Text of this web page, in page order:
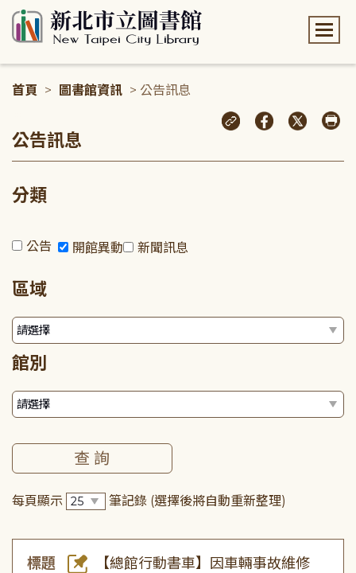
首頁 > 圖書館資訊 > 公告訊息
公告訊息
分類
公告 開館異動 新聞訊息
區域
館別
每頁顯示 筆記錄 (選擇後將自動重新整理)
標題
【總館行動書車】因車輛事故維修